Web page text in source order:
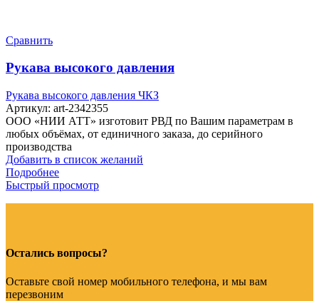
Сравнить
Рукава высокого давления
Рукава высокого давления ЧКЗ
Артикул: art-2342355
ООО «НИИ АТТ» изготовит РВД по Вашим параметрам в
любых объёмах, от единичного заказа, до серийного
производства
Добавить в список желаний
Подробнее
Быстрый просмотр
Остались вопросы?
Оставьте свой номер мобильного телефона, и мы вам
перезвоним